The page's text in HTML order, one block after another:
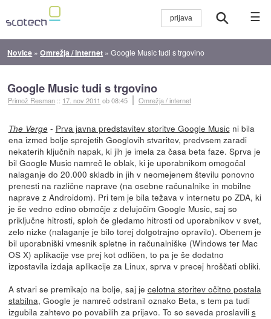
☰
Novice »Omrežja / internet »Google Music tudi s trgovino
Google Music tudi s trgovino
Primož Resman :: 17. nov 2011 ob 08:45 Omrežja / internet
The Verge- Prva javna predstavitev storitve Google Musicni bila
ena izmed bolje sprejetih Googlovih stvaritev, predvsem zaradi
nekaterih ključnih napak, ki jih je imela za časa beta faze. Sprva je
bil Google Music namreč le oblak, ki je uporabnikom omogočal
nalaganje do 20.000 skladb in jih v neomejenem številu ponovno
prenesti na različne naprave (na osebne računalnike in mobilne
naprave z Androidom). Pri tem je bila težava v internetu po ZDA, ki
je še vedno edino območje z delujočim Google Music, saj so
priključne hitrosti, sploh če gledamo hitrosti od uporabnikov v svet,
zelo nizke (nalaganje je bilo torej dolgotrajno opravilo). Obenem je
bil uporabniški vmesnik spletne in računalniške (Windows ter Mac
OS X) aplikacije vse prej kot odličen, to pa je še dodatno
izpostavila izdaja aplikacije za Linux, sprva v precej hroščati obliki.
A stvari se premikajo na bolje, saj je celotna storitev očitno postala
stabilna, Google je namreč odstranil oznako Beta, s tem pa tudi
izgubila zahtevo po povabilih za prijavo. To so seveda proslavili s